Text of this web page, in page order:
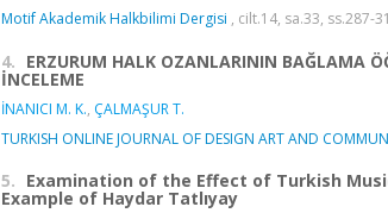
Motif Akademik Halkbilimi Dergisi , cilt.14, sa.33, ss.287-
4. ERZURUM HALK OZANLARININ BAĞLAMA
İNCELEME
İNANICI M. K., ÇALMAŞUR T.
TURKISH ONLINE JOURNAL OF DESIGN ART AND
5. Examination of the Effect of Turkish
Example of Haydar Tatlıyay